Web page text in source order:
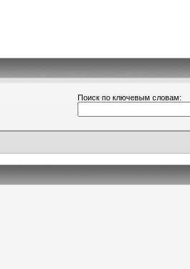
Поиск по ключевым словам: